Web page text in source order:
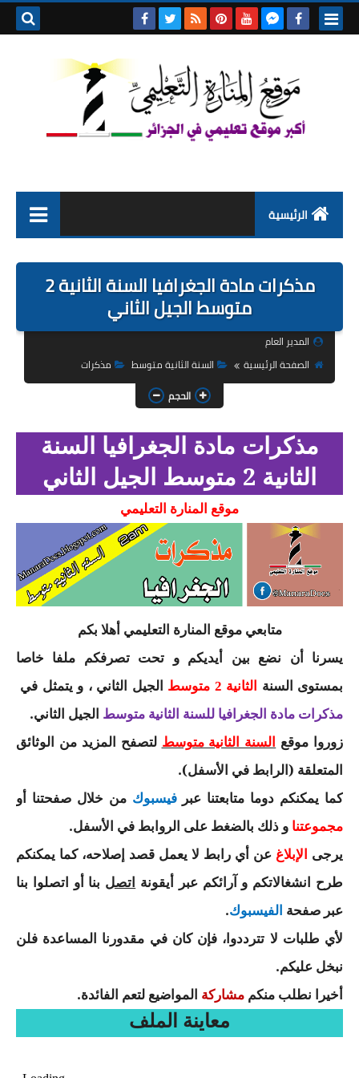
الرئيسية
التربية التحضيرية
السنة الاولى ابتدائي
السنة الثانية ابتدائي
السنة الثالثة ابتدائي
السنة الرابعة ابتدائي
السنة الخامسة ابتدائي
شهادة التعليم الابتدائي
تزيين القسم
التعليم المتوسط
السنة الاولى متوسط
السنة الثانية متوسط
السنة الثالثة متوسط
السنة الرابعة متوسط
بنك الفروض و الاختبارات
محفظة الأستاذ
بنك مذكرات الاستاذ
دفاتر استاذ التعليم الابتدائي
المسابقات المهنية
البحوث الجاهزة
مذكرات مادة الجغرافيا السنة الثانية 2
متوسط الجيل الثاني
المدير العام
الصفحة الرئيسية
السنة الثانية متوسط
مذكرات
الحجم
مذكرات مادة الجغرافيا السنة
الثانية 2 متوسط الجيل الثاني
موقع المنارة التعليمي
متابعي موقع المنارة التعليمي أهلا بكم
يسرنا أن نضع بين أيديكم و تحت تصرفكم ملفا خاصا
بمستوى السنة
الثانية 2 متوسط الجيل الثاني ، و يتمثل في
مذكرات مادة الجغرافيا للسنة الثانية متوسط الجيل الثاني.
زوروا موقع
السنة الثانية متوسط لتصفح المزيد من الوثائق
المتعلقة (الرابط في الأسفل).
كما يمكنكم دوما متابعتنا عبرفيسبوكمن خلال صفحتنا أو
مجموعتنا و ذلك بالضغط على الروابط في الأسفل.
يرجى
الإبلاغ عن أي رابط لا يعمل قصد إصلاحه، كما يمكنكم
طرح انشغالاتكم و آرائكم عبر أيقونة
اتصل بنا أو اتصلوا بنا
عبر صفحة الفيسبوك.
لأي طلبات لا تترددوا، فإن كان في مقدورنا المساعدة فلن
نبخل عليكم.
أخيرا نطلب منكم مشاركة المواضيع لتعم الفائدة.
معاينة الملف